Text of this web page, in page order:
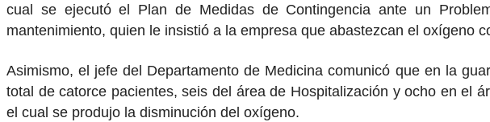
cual se ejecutó el Plan de Medidas de Contingencia ante un
mantenimiento, quien le insistió a la empresa que abastezcan el oxígeno
Asimismo, el jefe del Departamento de Medicina comunicó que en la
total de catorce pacientes, seis del área de Hospitalización y ocho en el
el cual se produjo la disminución del oxígeno.